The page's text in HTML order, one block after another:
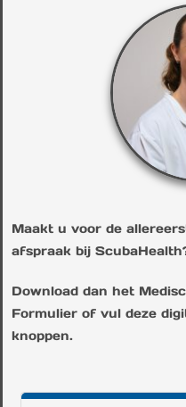
Maakt u voor de
afspraak bij
Download dan het
Formulier of vul deze
knoppen.